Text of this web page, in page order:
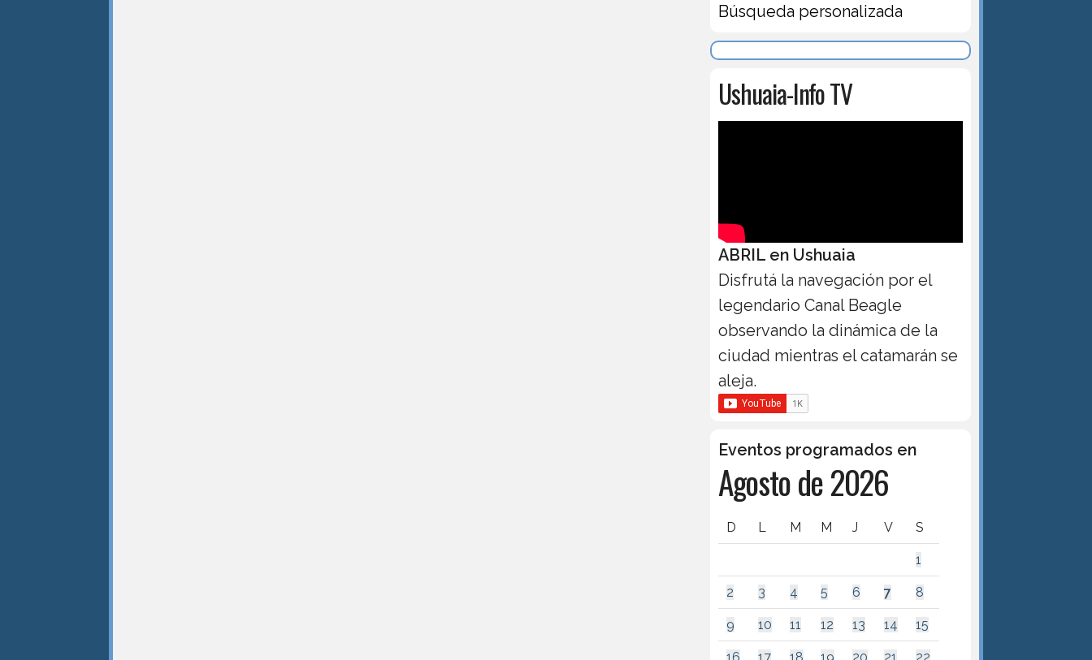
Búsqueda personalizada
Ushuaia-Info TV
ABRIL en Ushuaia
Disfrutá la navegación por el
legendario Canal Beagle
observando la dinámica de la
ciudad mientras el catamarán se
aleja.
Eventos programados en
Agosto de 2026
D L M M J V S
1
2 3 4 5 6 7 8
9 10 11 12 13 14 15